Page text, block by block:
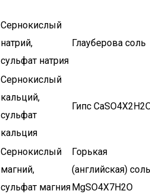
Сернокислый
натрий,
сульфат натрия
Глауберова соль
Сернокислый
кальций,
сульфат
кальция
Гипс
Сернокислый
магний,
сульфат магния
Горькая
(английская) соль
MgSO4Х7H2O